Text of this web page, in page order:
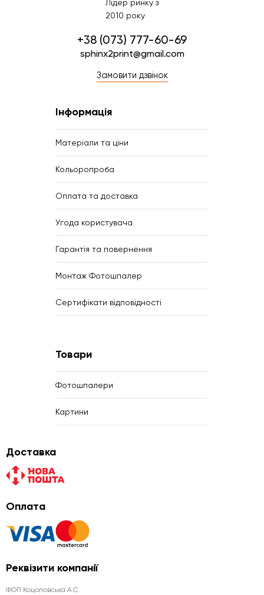
Лідер ринку з
2010 року
+38 (073) 777-60-69
sphinx2print@gmail.com
Замовити дзвінок
Інформація
Матеріали та ціни
Кольоропроба
Оплата та доставка
Угода користувача
Гарантія та повернення
Монтаж Фотошпалер
Сертифікати відповідності
Товари
Фотошпалери
Картини
Доставка
Оплата
Реквізити компанії
ФОП Коцоловська А.С.